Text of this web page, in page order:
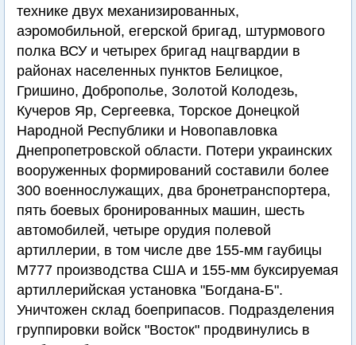
технике двух механизированных,
аэромобильной, егерской бригад, штурмового
полка ВСУ и четырех бригад нацгвардии в
районах населенных пунктов Белицкое,
Гришино, Доброполье, Золотой Колодезь,
Кучеров Яр, Сергеевка, Торское Донецкой
Народной Республики и Новопавловка
Днепропетровской области. Потери украинских
вооруженных формирований составили более
300 военнослужащих, два бронетранспортера,
пять боевых бронированных машин, шесть
автомобилей, четыре орудия полевой
артиллерии, в том числе две 155-мм гаубицы
М777 производства США и 155-мм буксируемая
артиллерийская установка "Богдана-Б".
Уничтожен склад боеприпасов. Подразделения
группировки войск "Восток" продвинулись в